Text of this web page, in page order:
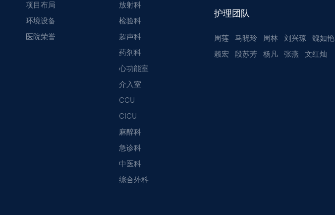
项目布局
环境设备
医院荣誉
放射科
检验科
超声科
药剂科
心功能室
介入室
CCU
CICU
麻醉科
急诊科
中医科
综合外科
护理团队
周莲 马晓玲 周林 刘兴琼 魏如艳
赖宏
段苏芳 杨凡 张燕 文红灿